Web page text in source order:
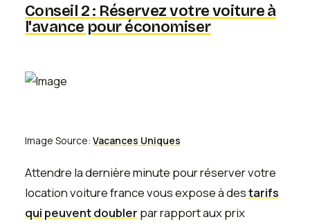
Conseil 2 : Réservez votre voiture à
l'avance pour économiser
Image Source: Vacances Uniques
Attendre la dernière minute pour réserver votre
location voiture france vous expose à destarifs
qui peuvent doubler par rapport aux prix